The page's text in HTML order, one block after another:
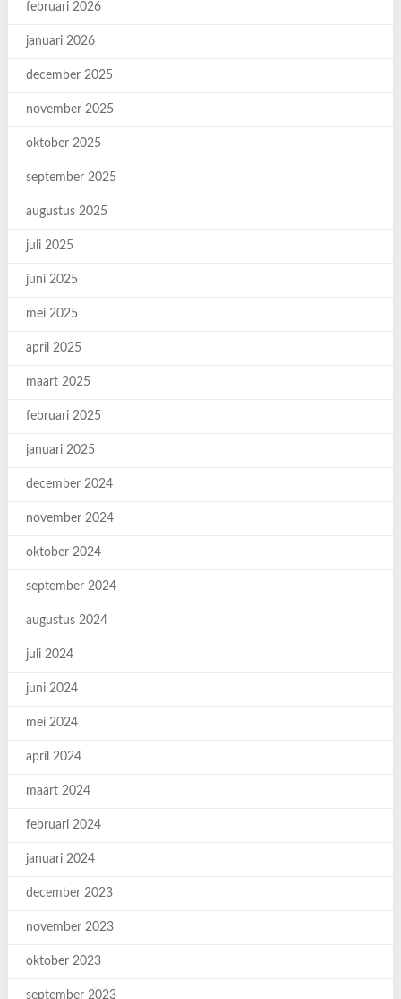
februari 2026
januari 2026
december 2025
november 2025
oktober 2025
september 2025
augustus 2025
juli 2025
juni 2025
mei 2025
april 2025
maart 2025
februari 2025
januari 2025
december 2024
november 2024
oktober 2024
september 2024
augustus 2024
juli 2024
juni 2024
mei 2024
april 2024
maart 2024
februari 2024
januari 2024
december 2023
november 2023
oktober 2023
september 2023